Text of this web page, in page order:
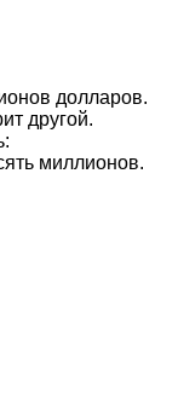
долларов.
другой.
миллионов.